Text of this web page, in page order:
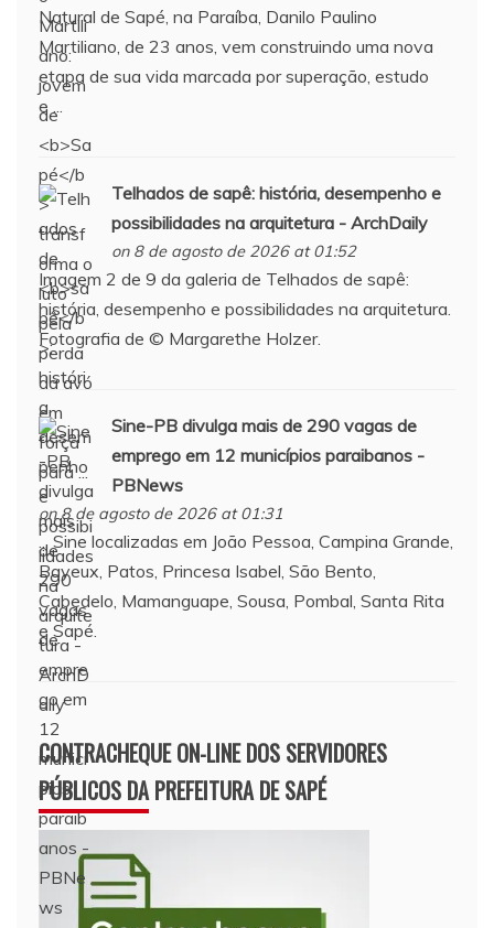
Natural de Sapé, na Paraíba, Danilo Paulino
Martiliano, de 23 anos, vem construindo uma nova
etapa de sua vida marcada por superação, estudo
e ...
Telhados de sapê: história, desempenho e
possibilidades na arquitetura - ArchDaily
on 8 de agosto de 2026 at 01:52
Imagem 2 de 9 da galeria de Telhados de sapê:
história, desempenho e possibilidades na arquitetura.
Fotografia de © Margarethe Holzer.
Sine-PB divulga mais de 290 vagas de
emprego em 12 municípios paraibanos -
PBNews
on 8 de agosto de 2026 at 01:31
... Sine localizadas em João Pessoa, Campina Grande,
Bayeux, Patos, Princesa Isabel, São Bento,
Cabedelo, Mamanguape, Sousa, Pombal, Santa Rita
e Sapé.
CONTRACHEQUE ON-LINE DOS SERVIDORES
PÚBLICOS DA PREFEITURA DE SAPÉ